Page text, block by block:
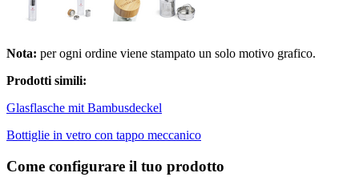
Nota: per ogni ordine viene stampato un solo motivo grafico.
Prodotti simili:
Glasflasche mit Bambusdeckel
Bottiglie in vetro con tappo meccanico
Come configurare il tuo prodotto